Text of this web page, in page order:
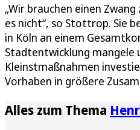
„Wir brauchen einen
es nicht“, so Stottrop. Sie
in Köln an einem
Stadtentwicklung mangele
Kleinstmaßnahmen
Vorhaben in größere
Alles zum Thema